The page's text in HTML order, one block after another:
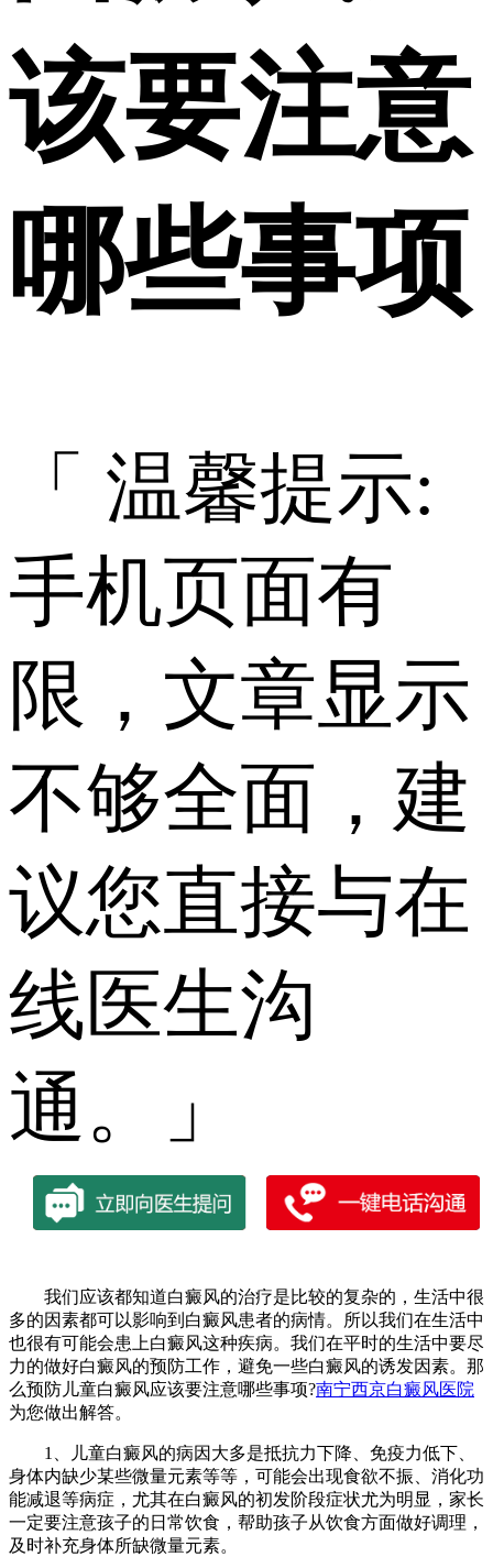
该要注意
哪些事项
「 温馨提示:
手机页面有
限，文章显示
不够全面，建
议您直接与在
线医生沟
通。」
我们应该都知道白癜风的治疗是比较的复杂的，生活中很
多的因素都可以影响到白癜风患者的病情。所以我们在生活中
也很有可能会患上白癜风这种疾病。我们在平时的生活中要尽
力的做好白癜风的预防工作，避免一些白癜风的诱发因素。那
么预防儿童白癜风应该要注意哪些事项?南宁西京白癜风医院
为您做出解答。
1、儿童白癜风的病因大多是抵抗力下降、免疫力低下、
身体内缺少某些微量元素等等，可能会出现食欲不振、消化功
能减退等病症，尤其在白癜风的初发阶段症状尤为明显，家长
一定要注意孩子的日常饮食，帮助孩子从饮食方面做好调理，
及时补充身体所缺微量元素。